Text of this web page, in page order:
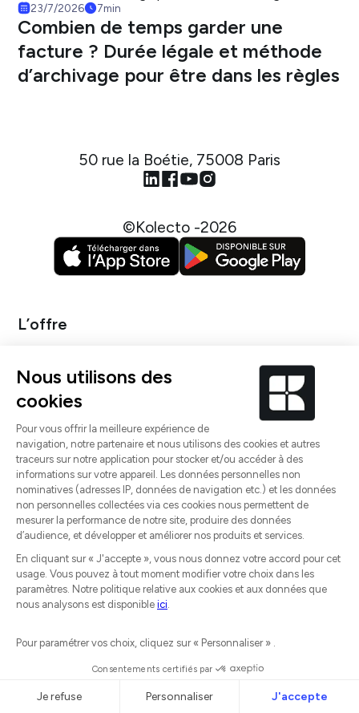
23/7/2026 7min
Combien de temps garder une
facture ? Durée légale et méthode
d’archivage pour être dans les règles
50 rue la Boétie, 75008 Paris
©Kolecto -2026
L’offre
Gestion des ventes
Trésorerie et pré-comptabilité
Facturation électronique
Intégrations
Experts-comptables
Agriculteurs
Professionnels de santé
Artisans du bâtiment
Créateur
Indépendants
TPE
PME
Ressources
Guides et outils
Témoignages
Démarrer gratuitement
Enquête sur la réforme e-facturation